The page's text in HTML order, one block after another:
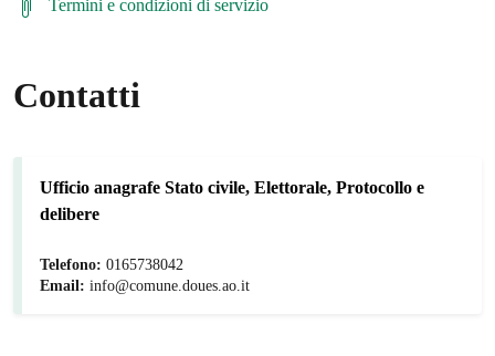
Termini e condizioni di servizio
Contatti
Ufficio anagrafe Stato civile, Elettorale, Protocollo e
delibere
Telefono: 0165738042
Email: info@comune.doues.ao.it